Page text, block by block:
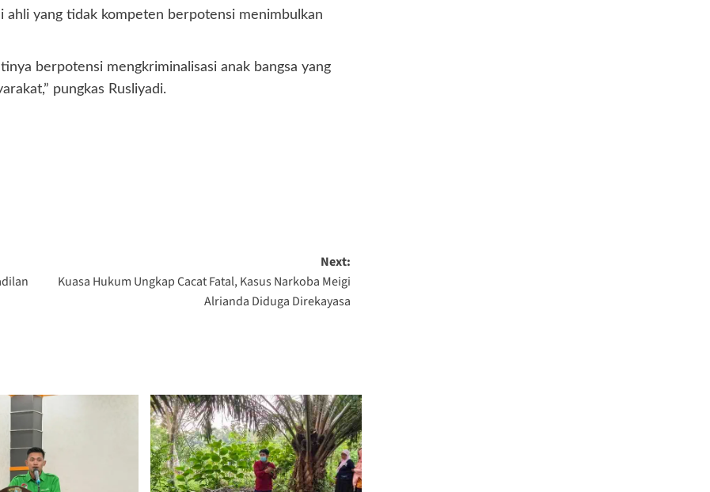
ahli yang tidak kompeten berpotensi menimbulkan
berpotensi mengkriminalisasi anak bangsa yang
pungkas Rusliyadi.
Next:
Kuasa Hukum Ungkap Cacat Fatal, Kasus Narkoba Meigi
Alrianda Diduga Direkayasa